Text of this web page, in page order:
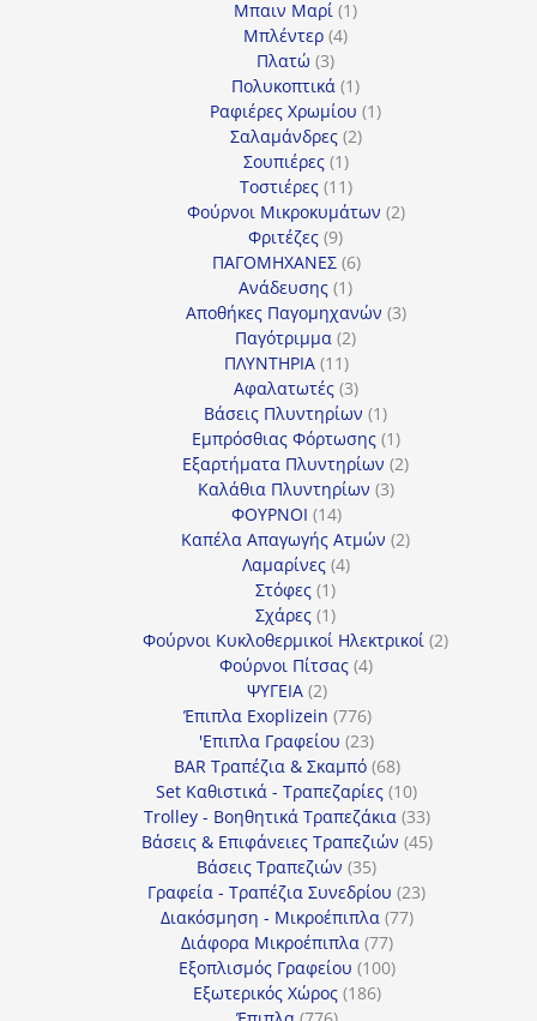
προϊόντα
Μπαιν Μαρί 11
Μπλέντερ 44
Πλατώ 33
προϊόντα
Πολυκοπτικά 11
προϊόν
Ραφιέρες Χρωμίου 11
Σαλαμάνδρες 22
Σουπιέρες 11
προϊόν
Τοστιέρες 1111
προϊόντα
Φούρνοι Μικροκυμάτων 22
Φριτέζες 99
προϊόντα
ΠΑΓΟΜΗΧΑΝΕΣ 66
Ανάδευσης 11
προϊόν
Αποθήκες Παγομηχανών 33
Παγότριμμα 22
ΠΛΥΝΤΗΡΙΑ 1111
προϊόντα
Αφαλατωτές 33
προϊόντα
Βάσεις Πλυντηρίων 11
προϊόν
Εμπρόσθιας Φόρτωσης 11
προϊόν
Εξαρτήματα Πλυντηρίων 22
Καλάθια Πλυντηρίων 33
ΦΟΥΡΝΟΙ 1414
προϊόντα
Καπέλα Απαγωγής Ατμών 22
Λαμαρίνες 44
Στόφες 11
προϊόν
Σχάρες 11
προϊόν
Φούρνοι Κυκλοθερμικοί Ηλεκτρικοί 22
Φούρνοι Πίτσας 44
ΨΥΓΕΙΑ 22
προϊόντα
Έπιπλα Exoplizein 776776
προϊόντα
'Επιπλα Γραφείου 2323
προϊόντα
BAR Τραπέζια & Σκαμπό 6868
προϊόντα
Set Καθιστικά - Τραπεζαρίες 1010
προϊόντα
Trolley - Βοηθητικά Τραπεζάκια 3333
προϊόντα
Βάσεις & Επιφάνειες Τραπεζιών 4545
Βάσεις Τραπεζιών 3535
προϊόντα
Γραφεία - Τραπέζια Συνεδρίου 2323
Διακόσμηση - Μικροέπιπλα 7777
Διάφορα Μικροέπιπλα 7777
προϊόντα
Εξοπλισμός Γραφείου 100100
Εξωτερικός Χώρος 186186